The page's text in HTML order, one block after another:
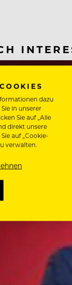
dazu
in unserer
Sie auf „Alle
direkt unsere
auf „Cookie-
verwalten.